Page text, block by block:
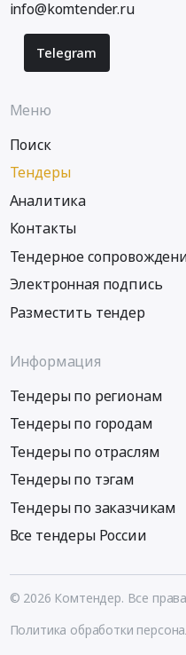
info@komtender.ru
Telegram
Меню
Поиск
Тендеры
Аналитика
Контакты
Тендерное
Электронная подпись
Разместить тендер
Информация
Тендеры по регионам
Тендеры по городам
Тендеры по отраслям
Тендеры по тэгам
Тендеры по заказчикам
Все тендеры России
© 2026 Комтендер. Все
Политика обработки